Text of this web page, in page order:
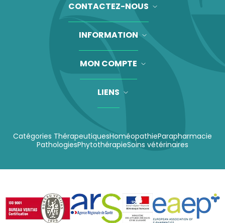
CONTACTEZ-NOUS
INFORMATION
MON COMPTE
LIENS
Catégories ThérapeutiquesHoméopathieParapharmacie
PathologiesPhytothérapieSoins vétérinaires